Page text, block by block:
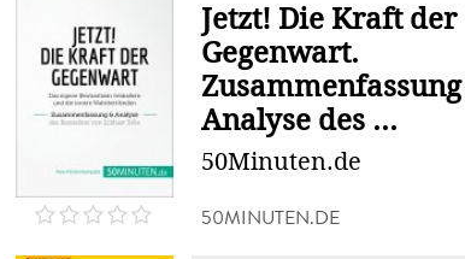
Jetzt! Die Kraft der
Gegenwart.
Analyse des ...
50Minuten.de
50MINUTEN.DE